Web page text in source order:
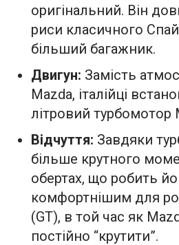
оригінальний. Він
риси класичного
більший багажник.
Двигун: Замість
Mazda, італійці
літровий турбомотор
Відчуття: Завдяки
більше крутного
обертах, що робить
комфортнішим для
(GT), в той час як
постійно “крутити”.